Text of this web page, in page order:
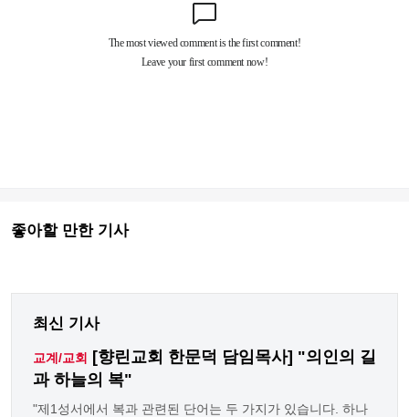
좋아할 만한 기사
최신 기사
교계/교회 [향린교회 한문덕 담임목사] "의인의 길
과 하늘의 복"
"제1성서에서 복과 관련된 단어는 두 가지가 있습니다. 하나